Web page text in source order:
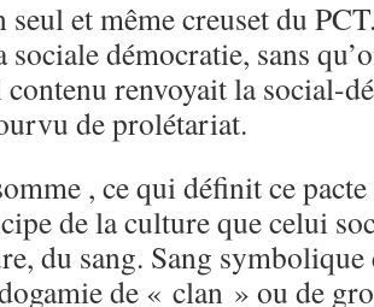
seul et même creuset du
sociale démocratie, sans
contenu renvoyait la social-
de prolétariat.
, ce qui définit ce
de la culture que celui
du sang. Sang
de « clan » ou de